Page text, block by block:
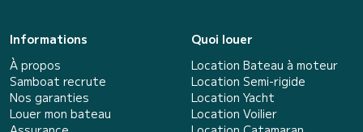
Informations
À propos
Samboat recrute
Nos garanties
Louer mon bateau
Quoi louer
Location Bateau à moteur
Location Semi-rigide
Location Yacht
Location Voilier